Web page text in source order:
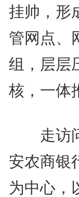
挂帅，形
管网点、
组，层层
核，一体
走访问
安农商银
为中心，